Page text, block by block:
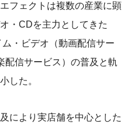
フェクトは複数の産業に顕
・CDを主力としてきた
・ビデオ（動画配信サー
配信サービス）の普及と軌
した。
により実店舗を中心とした